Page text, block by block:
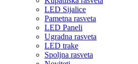
LED Sijalice
Pametna rasveta
LED Paneli
Ugradna rasveta
LED trake
Spoljna rasveta